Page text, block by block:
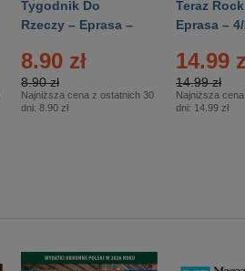
Tygodnik Do
Rzeczy – Eprasa –
8.90 zł
8.90 zł
Najniższa cena z ostatnich 30
dni: 8.90 zł
Teraz
Eprasa –
14.99
14.99 zł
Najniższa
dni: 14.99 zł